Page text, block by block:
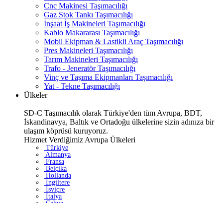
Cnc Makinesi Taşımacılığı
Gaz Stok Tankı Taşımacılığı
İnşaat İş Makineleri Taşımacılığı
Kablo Makararası Taşımacılığı
Mobil Ekipman & Lastikli Araç Taşımacılığı
Pres Makineleri Taşımacılığı
Tarım Makineleri Taşımacılığı
Trafo - Jeneratör Taşımacılığı
Vinç ve Taşıma Ekipmanları Taşımacılığı
Yat - Tekne Taşımacılığı
Ülkeler
SD-C Taşımacılık olarak Türkiye'den tüm Avrupa, BDT,
İskandinavya, Baltık ve Ortadoğu ülkelerine sizin adınıza bir
ulaşım köprüsü kuruyoruz.
Hizmet Verdiğimiz Avrupa Ülkeleri
Türkiye
Almanya
Fransa
Belçika
Hollanda
İngiltere
İsviçre
İtalya